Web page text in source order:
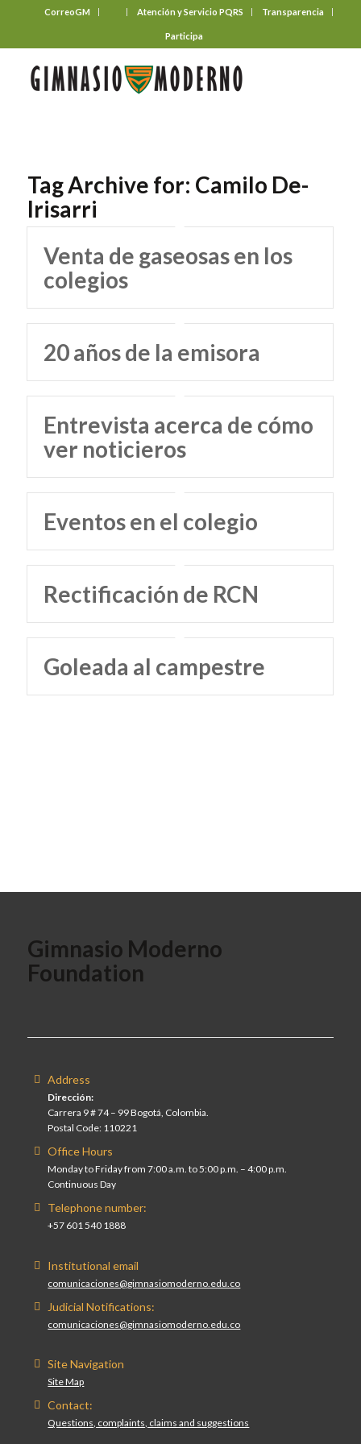
CorreoGM Atención y Servicio PQRS Transparencia
Participa
Tag Archive for: Camilo De-
Irisarri
Venta de gaseosas en los
colegios
20 años de la emisora
Entrevista acerca de cómo
ver noticieros
Eventos en el colegio
Rectificación de RCN
Goleada al campestre
Gimnasio Moderno
Foundation
Address
Dirección:
Carrera 9 # 74 – 99 Bogotá, Colombia.
Postal Code: 110221
Office Hours
Monday to Friday from 7:00 a.m. to 5:00 p.m. – 4:00 p.m.
Continuous Day
Telephone number:
+57 601 540 1888
Institutional email
comunicaciones@gimnasiomoderno.edu.co
Judicial Notifications:
comunicaciones@gimnasiomoderno.edu.co
Site Navigation
Site Map
Contact:
Questions, complaints, claims and suggestions